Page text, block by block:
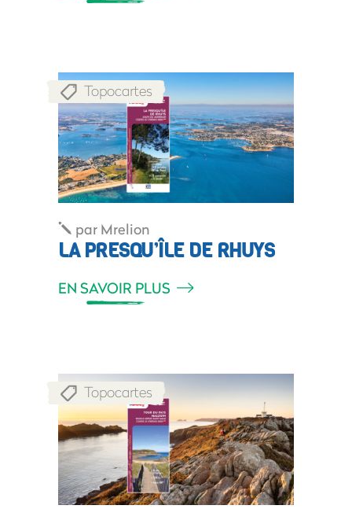
Topocartes
par Mrelion
LA PRESQU’ÎLE DE RHUYS
EN SAVOIR PLUS
Topocartes